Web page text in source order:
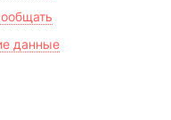
данные